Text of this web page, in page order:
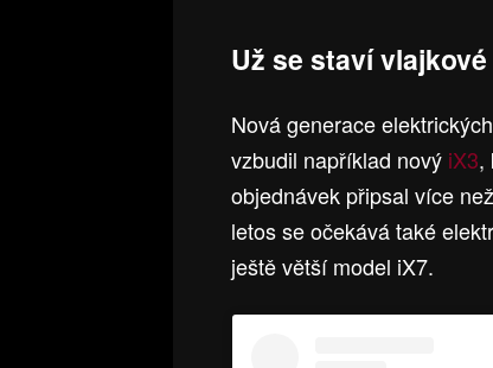
Už se staví
Nová generace
vzbudil například nový iX3,
objednávek připsal více
letos se očekává také
ještě větší model iX7.